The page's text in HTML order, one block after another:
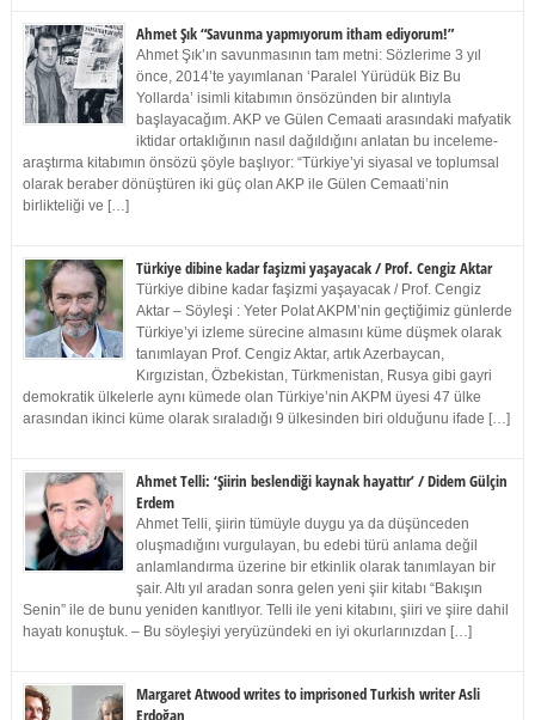
Ahmet Şık “Savunma yapmıyorum itham ediyorum!”
Ahmet Şık’ın savunmasının tam metni: Sözlerime 3 yıl
önce, 2014’te yayımlanan ‘Paralel Yürüdük Biz Bu
Yollarda’ isimli kitabımın önsözünden bir alıntıyla
başlayacağım. AKP ve Gülen Cemaati arasındaki mafyatik
iktidar ortaklığının nasıl dağıldığını anlatan bu inceleme-
araştırma kitabımın önsözü şöyle başlıyor: “Türkiye’yi siyasal ve toplumsal
olarak beraber dönüştüren iki güç olan AKP ile Gülen Cemaati’nin
birlikteliği ve […]
Türkiye dibine kadar faşizmi yaşayacak / Prof. Cengiz Aktar
Türkiye dibine kadar faşizmi yaşayacak / Prof. Cengiz
Aktar – Söyleşi : Yeter Polat AKPM’nin geçtiğimiz günlerde
Türkiye’yi izleme sürecine almasını küme düşmek olarak
tanımlayan Prof. Cengiz Aktar, artık Azerbaycan,
Kırgızistan, Özbekistan, Türkmenistan, Rusya gibi gayri
demokratik ülkelerle aynı kümede olan Türkiye’nin AKPM üyesi 47 ülke
arasından ikinci küme olarak sıraladığı 9 ülkesinden biri olduğunu ifade […]
Ahmet Telli: ‘Şiirin beslendiği kaynak hayattır’ / Didem Gülçin
Erdem
Ahmet Telli, şiirin tümüyle duygu ya da düşünceden
oluşmadığını vurgulayan, bu edebi türü anlama değil
anlamlandırma üzerine bir etkinlik olarak tanımlayan bir
şair. Altı yıl aradan sonra gelen yeni şiir kitabı “Bakışın
Senin” ile de bunu yeniden kanıtlıyor. Telli ile yeni kitabını, şiiri ve şiire dahil
hayatı konuştuk. – Bu söyleşiyi yeryüzündeki en iyi okurlarınızdan […]
Margaret Atwood writes to imprisoned Turkish writer Asli
Erdoğan